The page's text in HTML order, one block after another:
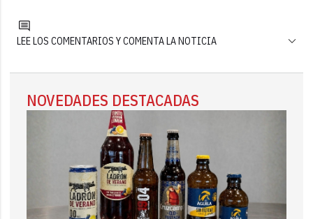
LEE LOS COMENTARIOS Y COMENTA LA NOTICIA
NOVEDADES DESTACADAS